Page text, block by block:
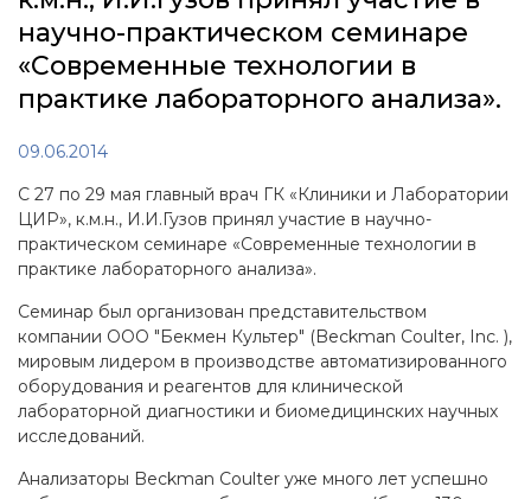
научно-практическом семинаре
«Современные технологии в
практике лабораторного анализа».
09.06.2014
С 27 по 29 мая главный врач ГК «Клиники и Лаборатории
ЦИР», к.м.н., И.И.Гузов принял участие в научно-
практическом семинаре «Современные технологии в
практике лабораторного анализа».
Семинар был организован представительством
компании ООО "Бекмен Культер" (Beckman Coulter, Inc. ),
мировым лидером в производстве автоматизированного
оборудования и реагентов для клинической
лабораторной диагностики и биомедицинских научных
исследований.
Анализаторы Beckman Coulter уже много лет успешно